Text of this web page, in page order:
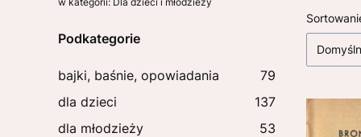
Podkategorie
bajki, baśnie, opowiadania
79
dla dzieci
137
dla młodzieży
53
Lista